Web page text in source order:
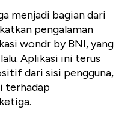
menjadi bagian dari
pengalaman
wondr by BNI, yang
Aplikasi ini terus
dari sisi pengguna,
terhadap